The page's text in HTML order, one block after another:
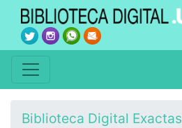
Biblioteca Digital Exactas